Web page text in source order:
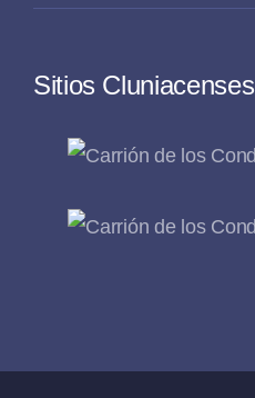
Sitios Cluniacenses